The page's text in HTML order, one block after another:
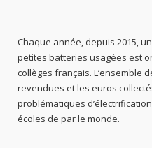
Chaque année, depuis 2015,
petites batteries usagées est
collèges français. L’ensemble
revendues et les euros
problématiques
écoles de par le monde.